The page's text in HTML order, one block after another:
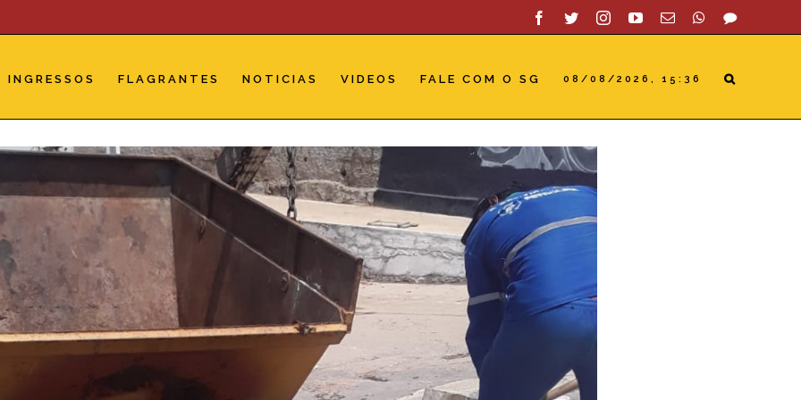
Facebook
TwitterInstagramYouTube
Email WhatsApp
SAC
INGRESSOS FLAGRANTES NOTICIAS VIDEOS FALE COM O SG 08/08/2026, 15:36